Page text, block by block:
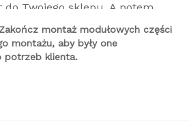
Twojego sklepu. A potem
zamówienie.montaż modułowych części
montażu, aby były one
potrzeb klienta.